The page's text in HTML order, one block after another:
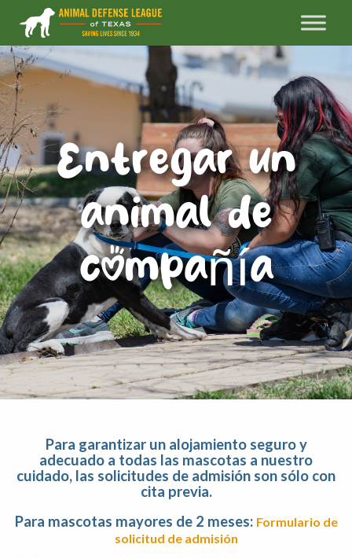
Entregar un
animal de
compañía
Para garantizar un alojamiento seguro y
adecuado a todas las mascotas a nuestro
cuidado, las solicitudes de admisión son sólo con
cita previa.
Para mascotas mayores de 2 meses: Formulario de
solicitud de admisión